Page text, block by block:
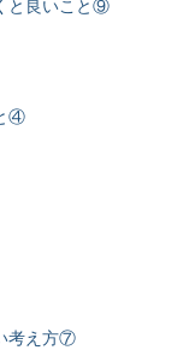
と良いこと⑨
④
考え方⑦